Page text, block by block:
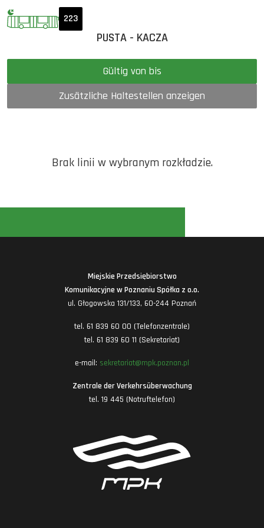
223
PUSTA - KACZA
Gültig von bis
Zusätzliche Haltestellen anzeigen
Brak linii w wybranym rozkładzie.
Miejskie Przedsiębiorstwo
Komunikacyjne w Poznaniu Spółka z o.o.
ul. Głogowska 131/133, 60-244 Poznań
tel. 61 839 60 00 (Telefonzentrale)
tel. 61 839 60 11 (Sekretariat)
e-mail: sekretariat@mpk.poznan.pl
Zentrale der Verkehrsüberwachung
tel. 19 445 (Notruftelefon)